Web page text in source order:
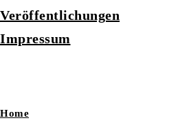
Veröffentlichungen
Impressum
Home